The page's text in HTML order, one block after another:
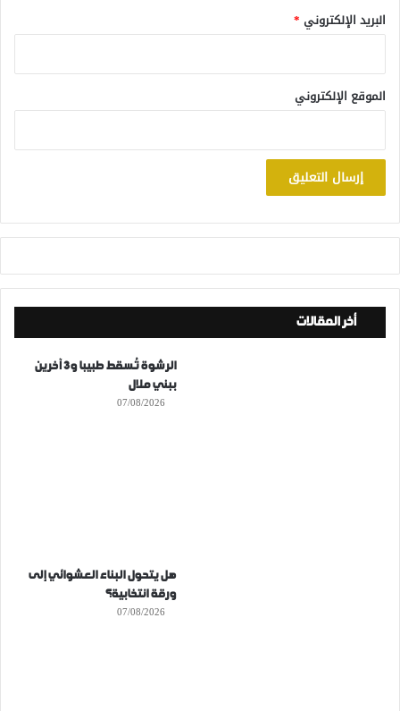
البريد الإلكتروني *
الموقع الإلكتروني
أخر المقالات
الرشوة تُسقط طبيبا و3 آخرين
ببني ملال
07/08/2026
هل يتحول البناء العشوائي إلى
ورقة انتخابية؟
07/08/2026